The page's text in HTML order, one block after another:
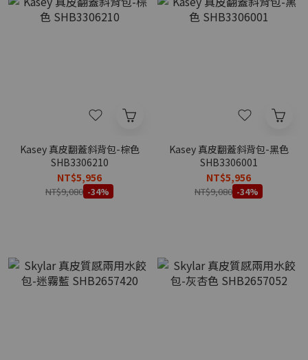
Kasey 真皮翻蓋斜背包-棕色
SHB3306210
NT$5,956
NT$9,080 -34%
Kasey 真皮翻蓋斜背包-黑色
SHB3306001
NT$5,956
NT$9,080 -34%